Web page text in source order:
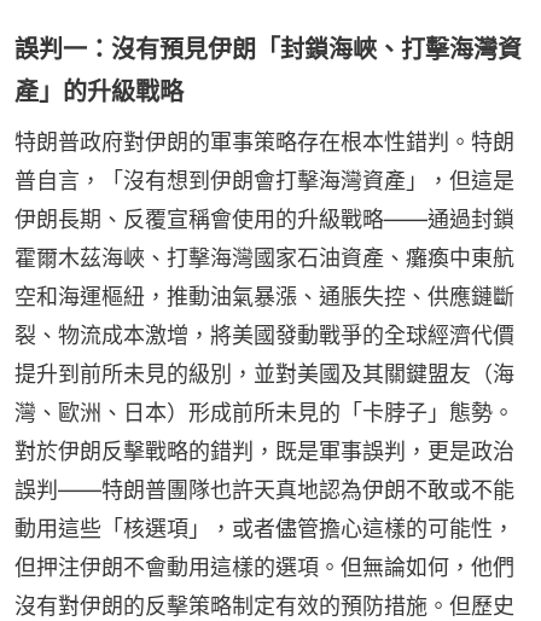
誤判一：沒有預見伊朗「封鎖海峽、打擊海灣資
產」的升級戰略
特朗普政府對伊朗的軍事策略存在根本性錯判。特朗
普自言，「沒有想到伊朗會打擊海灣資產」，但這是
伊朗長期、反覆宣稱會使用的升級戰略——通過封鎖
霍爾木茲海峽、打擊海灣國家石油資產、癱瘓中東航
空和海運樞紐，推動油氣暴漲、通脹失控、供應鏈斷
裂、物流成本激增，將美國發動戰爭的全球經濟代價
提升到前所未見的級別，並對美國及其關鍵盟友（海
灣、歐洲、日本）形成前所未見的「卡脖子」態勢。
對於伊朗反擊戰略的錯判，既是軍事誤判，更是政治
誤判——特朗普團隊也許天真地認為伊朗不敢或不能
動用這些「核選項」，或者儘管擔心這樣的可能性，
但押注伊朗不會動用這樣的選項。但無論如何，他們
沒有對伊朗的反擊策略制定有效的預防措施。但歷史